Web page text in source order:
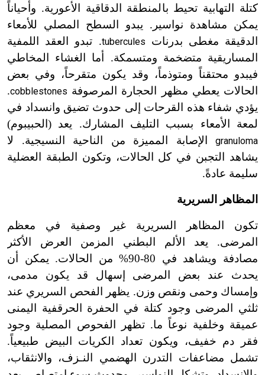
كتلة التهابية تحيط بالمنطقة الدقاقية الأعورية. وأحياناً
يمكن مشاهدة نواسير. يبدو السطح المصلي للأمعاء
الدقيقة مغطى بدرنات tubercules. تبدو العقد اللمفية
المساريقية متضخمة ومتسمكة. أما الغشاء المخاطي
فيبدو محتقناً ومتوذماً، وقد يكون متقرحاً، وفي بعض
الحالات يعطي مظهر الحجارة المرصوفة cobblestones
.
يؤدي شفاء هذه القرحات إلى حدوث تضيق وانسداد في
لمعة الأمعاء بسبب التليف المشارك. يعد (الحبيبوم)
granuloma الإصابة المميزة من الناحية النسيجية. لا
يشاهد التجبن في كل الحالات، وتكون الطبقة العضلية
سليمة عادةً.
المظاهر السريرية
تكون المظاهر السريرية غير وصفية في معظم
المرضى. يعد الألم البطني المزمن العرض الأكثر
مصادفة ويشاهد في 80-90% من الحالات. يمكن أن
يحدث عند بعض المرضى إسهال قد يكون مدمى،
وإمساك وحمى ونقص وزن. يظهر الفحص السريري عند
ثلثي المرضى وجود كتلة في الحفرة الحرقفية اليمنى
عميقة وخلفية نوعاً ما. تظهر الفحوص المصلية وجود
فقر دم خفيف، ويكون تعداد الكريات البيض طبيعياً.
تشمل مضاعفات التدرن الهضمي النـزف، والانثقاب،